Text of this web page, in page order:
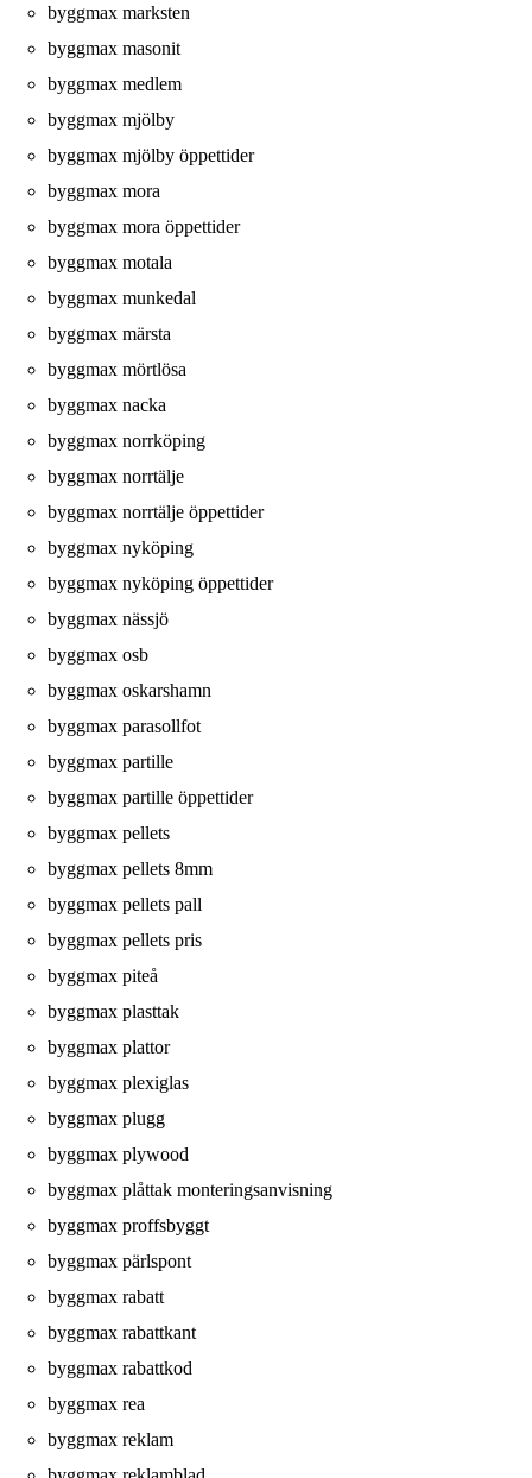
byggmax marksten
byggmax masonit
byggmax medlem
byggmax mjölby
byggmax mjölby öppettider
byggmax mora
byggmax mora öppettider
byggmax motala
byggmax munkedal
byggmax märsta
byggmax mörtlösa
byggmax nacka
byggmax norrköping
byggmax norrtälje
byggmax norrtälje öppettider
byggmax nyköping
byggmax nyköping öppettider
byggmax nässjö
byggmax osb
byggmax oskarshamn
byggmax parasollfot
byggmax partille
byggmax partille öppettider
byggmax pellets
byggmax pellets 8mm
byggmax pellets pall
byggmax pellets pris
byggmax piteå
byggmax plasttak
byggmax plattor
byggmax plexiglas
byggmax plugg
byggmax plywood
byggmax plåttak monteringsanvisning
byggmax proffsbyggt
byggmax pärlspont
byggmax rabatt
byggmax rabattkant
byggmax rabattkod
byggmax rea
byggmax reklam